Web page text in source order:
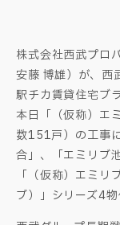
株式会社西武プロ
安藤 博雄）が、西
駅チカ賃貸住宅ブ
本日「（仮称）エ
数151戸）の工事
合」、「エミリブ
「（仮称）エミ
ブ）」シリーズ4物